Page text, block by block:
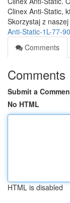
Clinex Anti-Static,
Skorzystaj z
Anti-Static-1L-77-
Comments
Comments
Submit a
No HTML
HTML is disabled